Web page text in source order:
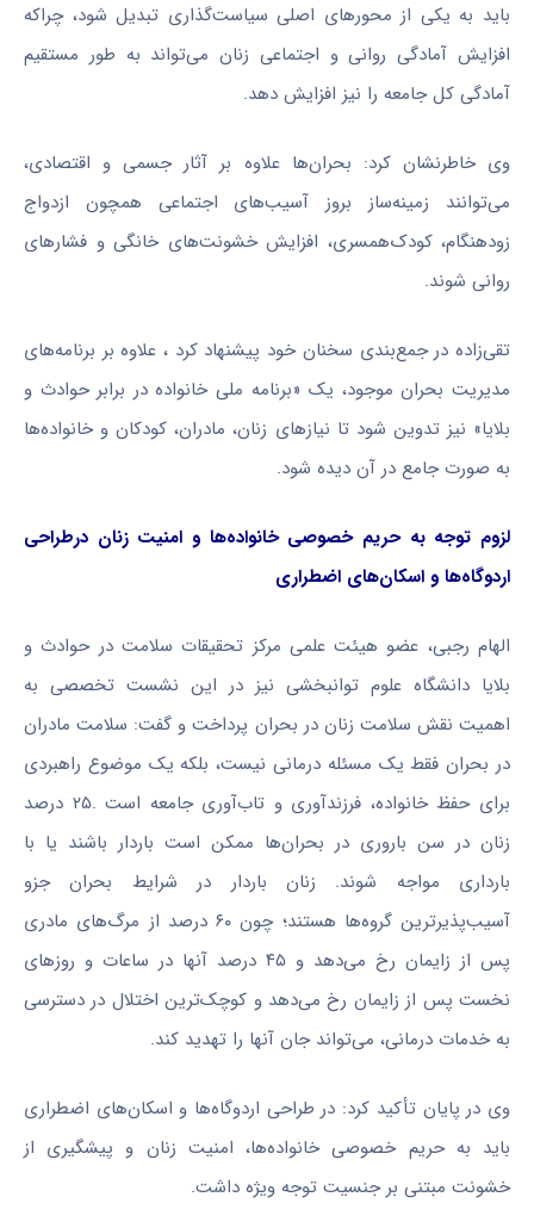
باید به یکی از محورهای اصلی سیاست‌گذاری تبدیل شود، چراکه
افزایش آمادگی روانی و اجتماعی زنان می‌تواند به طور مستقیم
آمادگی کل جامعه را نیز افزایش دهد.
وی خاطرنشان کرد: بحران‌ها علاوه بر آثار جسمی و اقتصادی،
می‌توانند زمینه‌ساز بروز آسیب‌های اجتماعی همچون ازدواج
زودهنگام، کودک‌همسری، افزایش خشونت‌های خانگی و فشارهای
روانی شوند.
تقی‌زاده در جمع‌بندی سخنان خود پیشنهاد کرد ، علاوه بر برنامه‌های
مدیریت بحران موجود، یک «برنامه ملی خانواده در برابر حوادث و
بلایا» نیز تدوین شود تا نیازهای زنان، مادران، کودکان و خانواده‌ها
به صورت جامع در آن دیده شود.
لزوم توجه به حریم خصوصی خانواده‌ها و امنیت زنان درطراحی
اردوگاه‌ها و اسکان‌های اضطراری
الهام رجبی، عضو هیئت علمی مرکز تحقیقات سلامت در حوادث و
بلایا دانشگاه علوم توانبخشی نیز در این نشست تخصصی به
اهمیت نقش سلامت زنان در بحران پرداخت و گفت: سلامت مادران
در بحران فقط یک مسئله درمانی نیست، بلکه یک موضوع راهبردی
برای حفظ خانواده، فرزندآوری و تاب‌آوری جامعه است .۲۵ درصد
زنان در سن باروری در بحران‌ها ممکن است باردار باشند یا با
بارداری مواجه شوند. زنان باردار در شرایط بحران جزو
آسیب‌پذیرترین گروه‌ها هستند؛ چون ۶۰ درصد از مرگ‌های مادری
پس از زایمان رخ می‌دهد و ۴۵ درصد آنها در ساعات و روزهای
نخست پس از زایمان رخ می‌دهد و کوچک‌ترین اختلال در دسترسی
به خدمات درمانی، می‌تواند جان آنها را تهدید کند.
وی در پایان تأکید کرد: در طراحی اردوگاه‌ها و اسکان‌های اضطراری
باید به حریم خصوصی خانواده‌ها، امنیت زنان و پیشگیری از
خشونت مبتنی بر جنسیت توجه ویژه داشت.